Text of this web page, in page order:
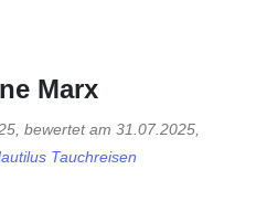
Marx
bewertet am 31.07.2025,
Tauchreisen